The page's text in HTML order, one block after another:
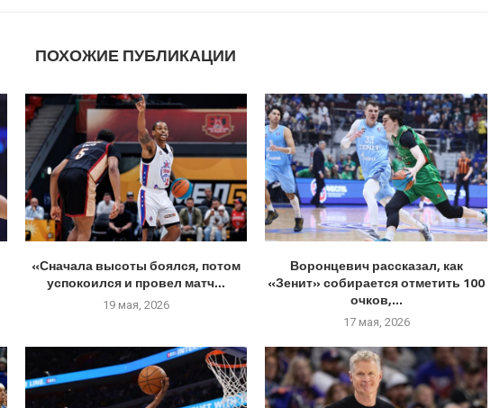
ПОХОЖИЕ ПУБЛИКАЦИИ
«Сначала высоты боялся, потом
успокоился и провел матч...
19 мая, 2026
Воронцевич рассказал, как
«Зенит» собирается отметить 100
очков,...
17 мая, 2026